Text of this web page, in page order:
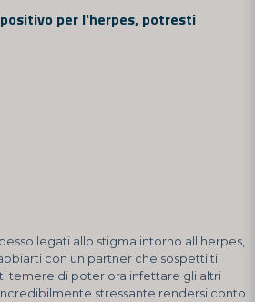
per l'herpes, potresti
legati allo stigma intorno all'herpes,
con un partner che sospetti ti
temere di poter ora infettare gli altri
stressante rendersi conto